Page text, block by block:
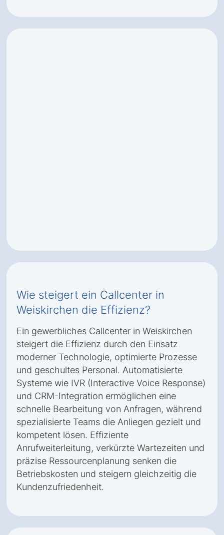
Wie steigert ein Callcenter in
Weiskirchen die Effizienz?
Ein gewerbliches Callcenter in Weiskirchen
steigert die Effizienz durch den Einsatz
moderner Technologie, optimierte Prozesse
und geschultes Personal. Automatisierte
Systeme wie IVR (Interactive Voice Response)
und CRM-Integration ermöglichen eine
schnelle Bearbeitung von Anfragen, während
spezialisierte Teams die Anliegen gezielt und
kompetent lösen. Effiziente
Anrufweiterleitung, verkürzte Wartezeiten und
präzise Ressourcenplanung senken die
Betriebskosten und steigern gleichzeitig die
Kundenzufriedenheit.